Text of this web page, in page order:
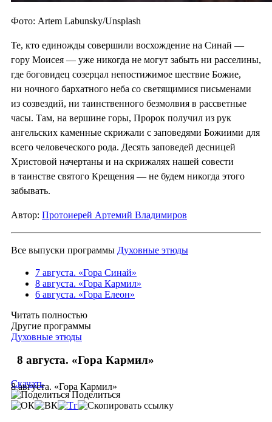
Фото: Artem Labunsky/Unsplash
Те, кто единожды совершили восхождение на Синай —
гору Моисея — уже никогда не могут забыть ни расселины,
где боговидец созерцал непостижимое шествие Божие,
ни ночного бархатного неба со светящимися письменами
из созвездий, ни таинственного безмолвия в рассветные
часы. Там, на вершине горы, Пророк получил из рук
ангельских каменные скрижали с заповедями Божиими для
всего человеческого рода. Десять заповедей десницей
Христовой начертаны и на скрижалях нашей совести
в таинстве святого Крещения — не будем никогда этого
забывать.
Автор: Протоиерей Артемий Владимиров
Все выпуски программы Духовные этюды
7 августа. «Гора Синай»
8 августа. «Гора Кармил»
6 августа. «Гора Елеон»
Читать полностью
Другие программы
Духовные этюды
8 августа. «Гора Кармил»
8 августа. «Гора Кармил»
Скачать
Поделиться